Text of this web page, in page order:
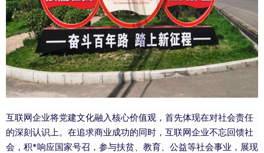
互联网企业将党建文化融入核心价值观，首先体现在对社会责任
的深刻认识上。在追求商业成功的同时，互联网企业不忘回馈社
会，积*响应国家号召，参与扶贫、教育、公益等社会事业，展现